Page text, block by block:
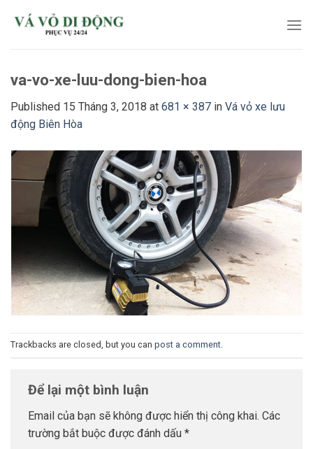
va-vo-xe-luu-dong-bien-hoa
Published 15 Tháng 3, 2018 at 681 × 387 in Vá vỏ xe lưu
động Biên Hòa
Trackbacks are closed, but you can post a comment.
Để lại một bình luận
Email của bạn sẽ không được hiển thị công khai. Các
trường bắt buộc được đánh dấu *